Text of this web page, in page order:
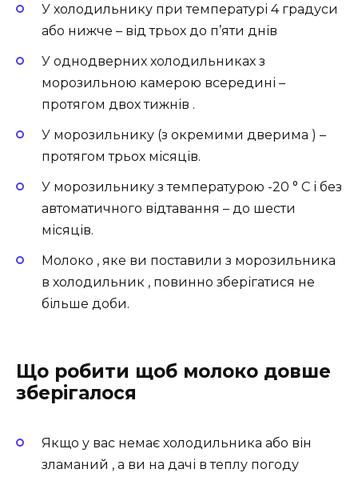
У холодильнику при температурі 4 градуси
або нижче – від трьох до п’яти днів
У однодверних холодильниках з
морозильною камерою всередині –
протягом двох тижнів .
У морозильнику (з окремими дверима ) –
протягом трьох місяців.
У морозильнику з температурою -20 ° C і без
автоматичного відтавання – до шести
місяців.
Молоко , яке ви поставили з морозильника
в холодильник , повинно зберігатися не
більше доби.
Що робити щоб молоко довше
зберігалося
Якщо у вас немає холодильника або він
зламаний , а ви на дачі в теплу погоду